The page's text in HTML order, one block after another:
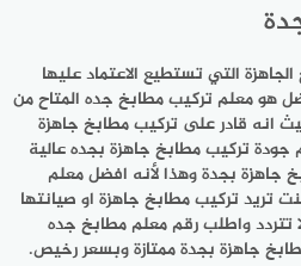
التي تستطيع الاعتماد عليها
هو معلم تركيب مطابخ جده المتاح من
انه قادر على تركيب مطابخ جاهزة
جودة تركيب مطابخ جاهزة بجده عالية
جاهزة بجدة وهذا لأنه افضل معلم
تريد تركيب مطابخ جاهزة او صيانتها
تتردد واطلب رقم معلم مطابخ جده
جاهزة بجدة ممتازة وبسعر رخيص.